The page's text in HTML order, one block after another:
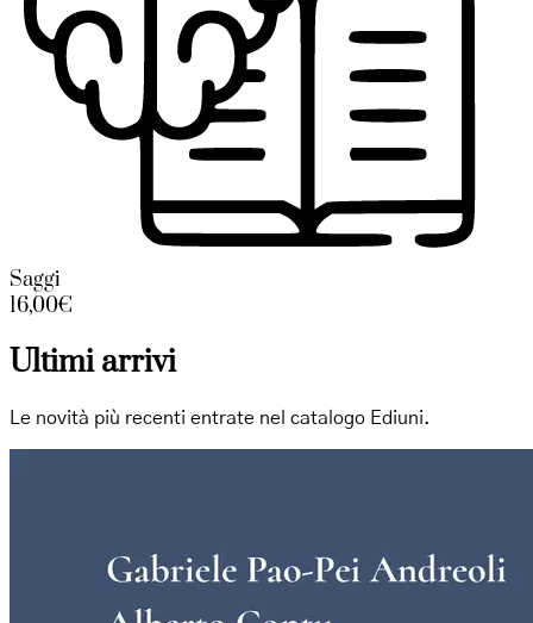
Saggi
16,00€
Ultimi arrivi
Le novità più recenti entrate nel catalogo Ediuni.